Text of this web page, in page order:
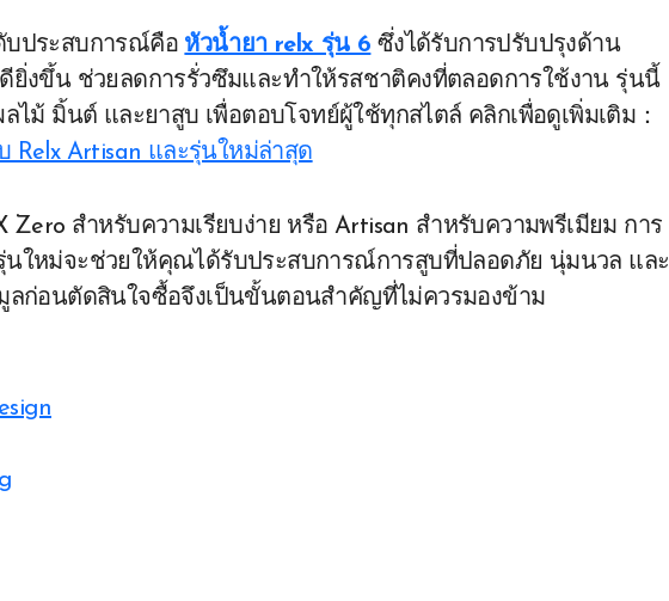
บประสบการณ์คือ หัวน้ำยา relx รุ่น 6 ซึ่งได้รับการปรับปรุงด้าน
ยิ่งขึ้น ช่วยลดการรั่วซึมและทำให้รสชาติคงที่ตลอดการใช้งาน รุ่นนี้
ไม้ มิ้นต์ และยาสูบ เพื่อตอบโจทย์ผู้ใช้ทุกสไตล์ คลิกเพื่อดูเพิ่มเติม：
Relx Artisan และรุ่นใหม่ล่าสุด
Zero สำหรับความเรียบง่าย หรือ Artisan สำหรับความพรีเมียม การ
นใหม่จะช่วยให้คุณได้รับประสบการณ์การสูบที่ปลอดภัย นุ่มนวล และ
ลก่อนตัดสินใจซื้อจึงเป็นขั้นตอนสำคัญที่ไม่ควรมองข้าม